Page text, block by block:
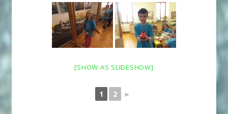
[SHOW AS SLIDESHOW]
1 2 ►